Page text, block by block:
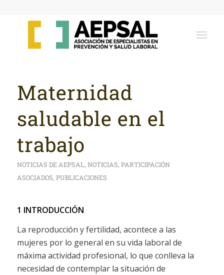
Maternidad
saludable en el
trabajo
NOTICIAS DE AEPSAL, NOTICIAS, PARTICIPACIÓN
ASOCIADOS, PUBLICACIONES
1 INTRODUCCIÓN
La reproducción y fertilidad, acontece a las
mujeres por lo general en su vida laboral de
máxima actividad profesional, lo que conlleva la
necesidad de contemplar la situación de